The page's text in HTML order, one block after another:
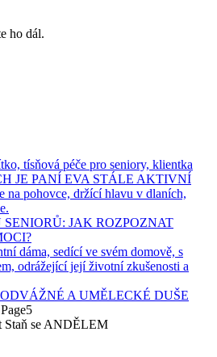
ho dál.
JE PANÍ EVA STÁLE AKTIVNÍ
JAK ROZPOZNAT
A UMĚLECKÉ DUŠE
Page5